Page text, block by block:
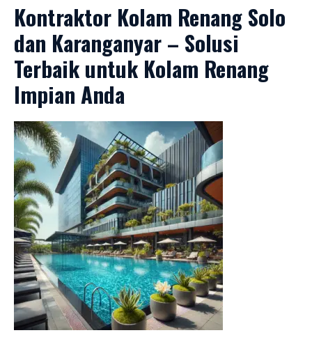
Kontraktor Kolam Renang Solo
dan Karanganyar – Solusi
Terbaik untuk Kolam Renang
Impian Anda